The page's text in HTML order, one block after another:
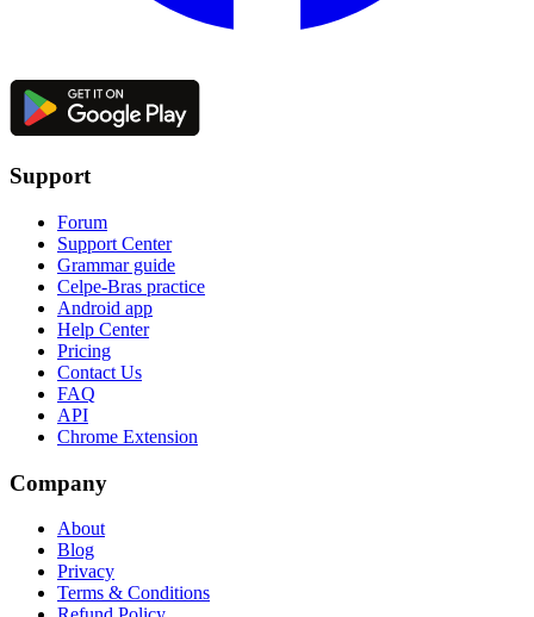
Support
Forum
Support Center
Grammar guide
Celpe-Bras practice
Android app
Help Center
Pricing
Contact Us
FAQ
API
Chrome Extension
Company
About
Blog
Privacy
Terms & Conditions